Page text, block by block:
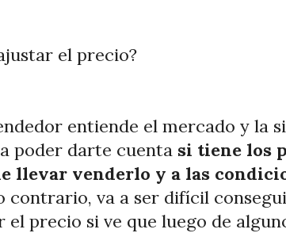
el precio?
entiende el mercado y la
poder darte cuenta si tiene los
llevar venderlo y a las
contrario, va a ser difícil
precio si ve que luego de